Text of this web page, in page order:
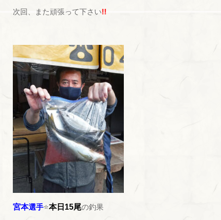
次回、また頑張って下さい!!
宮本選手⭐本日15尾の釣果